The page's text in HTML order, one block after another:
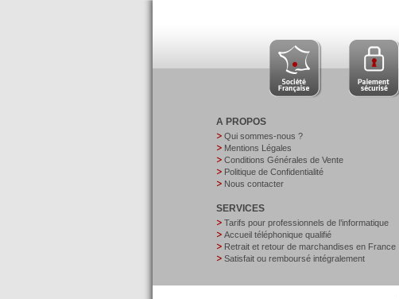
A PROPOS
Qui sommes-nous ?
Mentions Légales
Conditions Générales de Vente
Politique de Confidentialité
Nous contacter
SERVICES
Tarifs pour professionnels de l’informatique
Accueil téléphonique qualifié
Retrait et retour de marchandises en France
Satisfait ou remboursé intégralement